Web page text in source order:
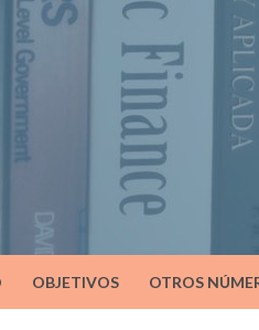
OBJETIVOS OTROS